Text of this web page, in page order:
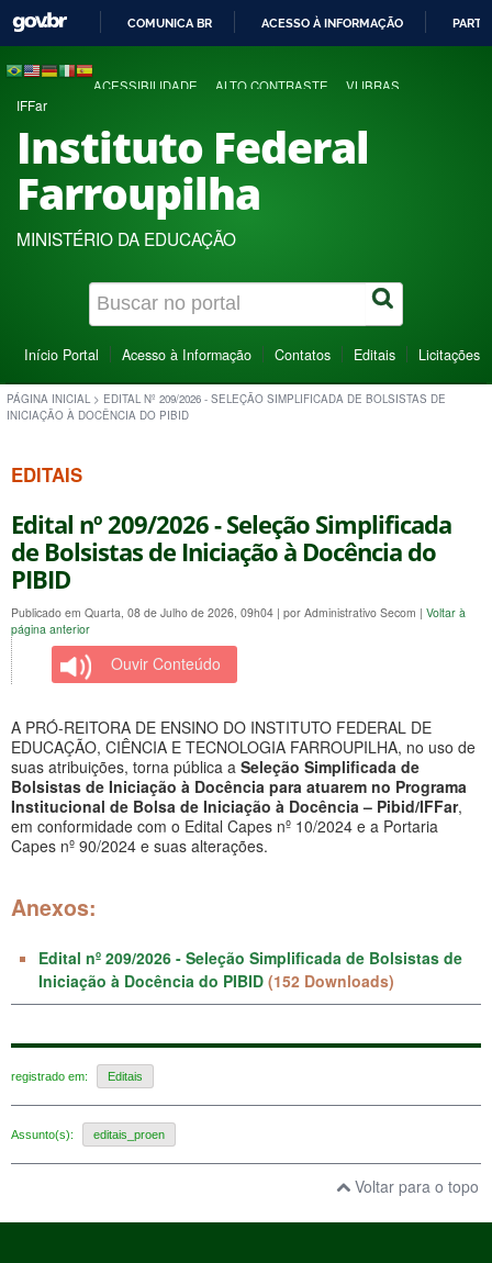
COMUNICA BR ACESSO À INFORMAÇÃO
ACESSIBILIDADE ALTO CONTRASTE VLIBRAS
IFFar
Instituto Federal
Farroupilha
MINISTÉRIO DA EDUCAÇÃO
Início Portal Acesso à Informação Contatos Editais Licitações
PÁGINA INICIAL > EDITAL Nº 209/2026 - SELEÇÃO SIMPLIFICADA DE BOLSISTAS DE
INICIAÇÃO À DOCÊNCIA DO PIBID
EDITAIS
Edital nº 209/2026 - Seleção Simplificada
de Bolsistas de Iniciação à Docência do
PIBID
Publicado em Quarta, 08 de Julho de 2026, 09h04 | por Administrativo Secom | Voltar à
página anterior
Ouvir Conteúdo
A PRÓ-REITORA DE ENSINO DO INSTITUTO FEDERAL DE
EDUCAÇÃO, CIÊNCIA E TECNOLOGIA FARROUPILHA, no uso de
suas atribuições, torna pública a Seleção Simplificada de
Bolsistas de Iniciação à Docência para atuarem no Programa
Institucional de Bolsa de Iniciação à Docência – Pibid/IFFar,
em conformidade com o Edital Capes nº 10/2024 e a Portaria
Capes nº 90/2024 e suas alterações.
Anexos:
Edital nº 209/2026 - Seleção Simplificada de Bolsistas de
Iniciação à Docência do PIBID (152 Downloads)
registrado em: Editais
Assunto(s): editais_proen
Voltar para o topo